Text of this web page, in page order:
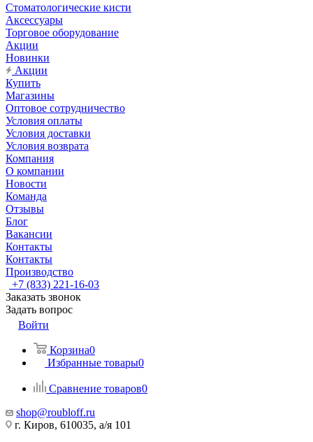
Стоматологические кисти
Аксессуары
Торговое оборудование
Акции
Новинки
Акции
Купить
Магазины
Оптовое сотрудничество
Условия оплаты
Условия доставки
Условия возврата
Компания
О компании
Новости
Команда
Отзывы
Блог
Вакансии
Контакты
Контакты
Производство
+7 (833) 221-16-03
Заказать звонок
Задать вопрос
Войти
Корзина0
Избранные товары0
Сравнение товаров0
shop@roubloff.ru
г. Киров, 610035, а/я 101